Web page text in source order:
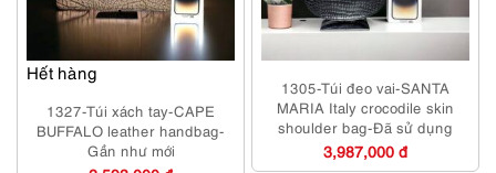
Hết hàng
1327-Túi xách tay-CAPE
BUFFALO leather handbag-
Gần như mới
1305-Túi đeo vai-SANTA
MARIA Italy crocodile skin
shoulder bag-Đã sử dụng
3,987,000 đ